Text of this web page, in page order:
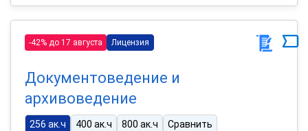
-42% до 17 августа Лицензия
Документоведение и
архивоведение
256 ак.ч 400 ак.ч 800 ак.ч Сравнить